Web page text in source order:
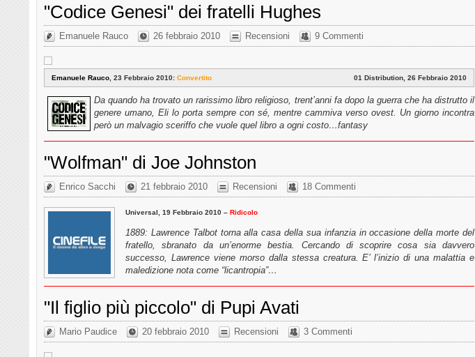
"Codice Genesi" dei fratelli Hughes
Emanuele Rauco 26 febbraio 2010 Recensioni 9 Commenti
Emanuele Rauco , 23 Febbraio 2010: Convertito 01 Distribution, 26 Febbraio 2010
Da quando ha trovato un rarissimo libro religioso, trent’anni fa dopo la guerra che ha distrutto il
genere umano, Eli lo porta sempre con sé, mentre cammiva verso ovest. Un giorno incontra
però un malvagio sceriffo che vuole quel libro a ogni costo…fantasy
"Wolfman" di Joe Johnston
Enrico Sacchi 21 febbraio 2010 Recensioni 18 Commenti
Universal, 19 Febbraio 2010 – Ridicolo
1889: Lawrence Talbot torna alla casa della sua infanzia in occasione della morte del
fratello, sbranato da un’enorme bestia. Cercando di scoprire cosa sia davvero
successo, Lawrence viene morso dalla stessa creatura. E’ l’inizio di una malattia e
maledizione nota come “licantropia”…
"Il figlio più piccolo" di Pupi Avati
Mario Paudice 20 febbraio 2010 Recensioni 3 Commenti